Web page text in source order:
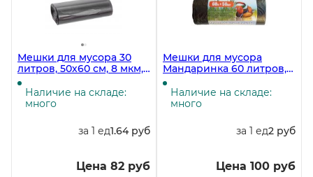
Мешки для мусора 30
литров, 50х60 см, 8 мкм,
черные, 50 штук в
рулоне
Наличие на складе:
много
за 1 ед1.64 руб
Цена 82 руб
Мешки для мусора
Мандаринка 60 литров,
55х65 см, 6 мкм, 50 штук
в рулоне
Наличие на складе:
много
за 1 ед2 руб
Цена 100 руб